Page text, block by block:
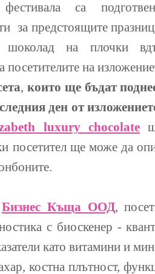
фестивала са
за предстоящите
на плочки
посетителите на
, които ще бъдат
ден от
luxury chocolate
посетител ще може да
Бизнес Къща ООД,
с биоскенер -
като витамини и
костна плътност,